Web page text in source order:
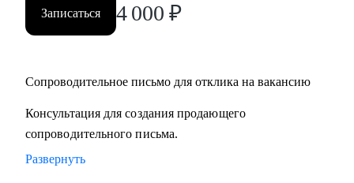
Записаться 4 000 ₽
Сопроводительное письмо для отклика на вакансию
Консультация для создания продающего
сопроводительного письма.
Развернуть